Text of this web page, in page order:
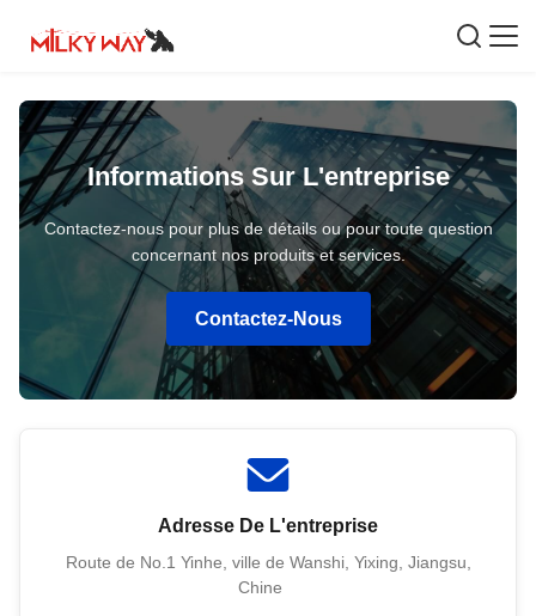
Informations Sur L'entreprise
Contactez-nous pour plus de détails ou pour toute question
concernant nos produits et services.
Contactez-Nous
Adresse De L'entreprise
Route de No.1 Yinhe, ville de Wanshi, Yixing, Jiangsu,
Chine